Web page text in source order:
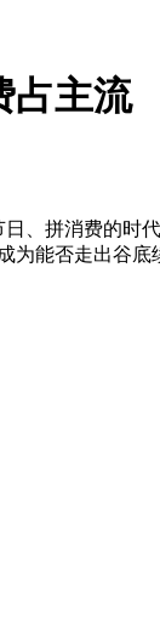
占主流
拼消费的时
能否走出谷底